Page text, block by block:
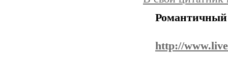
Романтичный
http://